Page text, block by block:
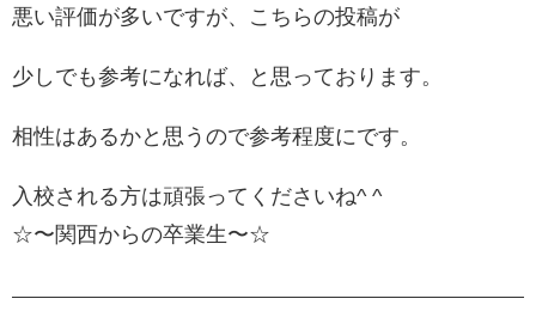
悪い評価が多いですが、こちらの投稿が
少しでも参考になれば、と思っております。
相性はあるかと思うので参考程度にです。
入校される方は頑張ってくださいね^ ^
☆〜関西からの卒業生〜☆